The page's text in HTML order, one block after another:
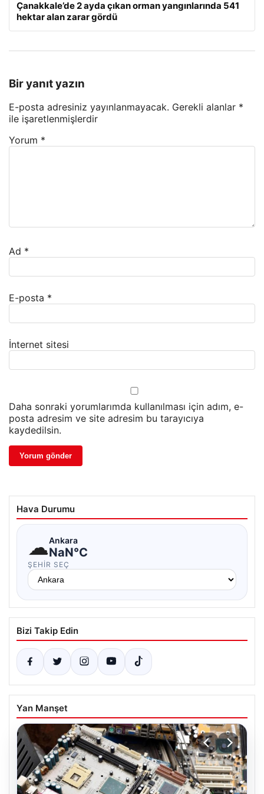
Çanakkale’de 2 ayda çıkan orman yangınlarında 541
hektar alan zarar gördü
Bir yanıt yazın
E-posta adresiniz yayınlanmayacak. Gerekli alanlar *
ile işaretlenmişlerdir
Yorum *
Ad *
E-posta *
İnternet sitesi
Daha sonraki yorumlarımda kullanılması için adım, e-
posta adresim ve site adresim bu tarayıcıya
kaydedilsin.
Hava Durumu
☁Ankara
NaN°C
ŞEHIR SEÇ
Bizi Takip Edin
Yan Manşet